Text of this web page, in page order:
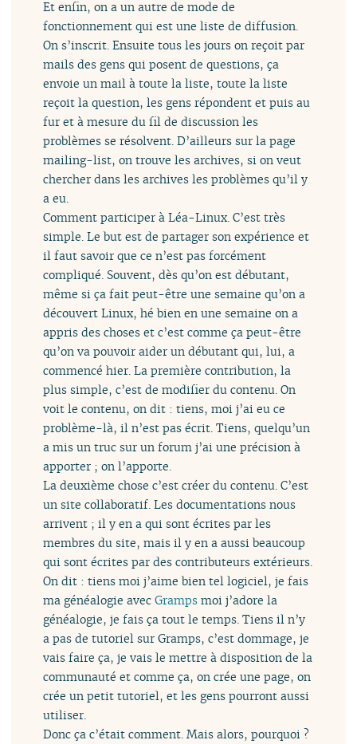
Et enfin, on a un autre de mode de
fonctionnement qui est une liste de diffusion.
On s’inscrit. Ensuite tous les jours on reçoit par
mails des gens qui posent de questions, ça
envoie un mail à toute la liste, toute la liste
reçoit la question, les gens répondent et puis au
fur et à mesure du fil de discussion les
problèmes se résolvent. D’ailleurs sur la page
mailing-list, on trouve les archives, si on veut
chercher dans les archives les problèmes qu’il y
a eu.
Comment participer à Léa-Linux. C’est très
simple. Le but est de partager son expérience et
il faut savoir que ce n’est pas forcément
compliqué. Souvent, dès qu’on est débutant,
même si ça fait peut-être une semaine qu’on a
découvert Linux, hé bien en une semaine on a
appris des choses et c’est comme ça peut-être
qu’on va pouvoir aider un débutant qui, lui, a
commencé hier. La première contribution, la
plus simple, c’est de modifier du contenu. On
voit le contenu, on dit : tiens, moi j’ai eu ce
problème-là, il n’est pas écrit. Tiens, quelqu’un
a mis un truc sur un forum j’ai une précision à
apporter ; on l’apporte.
La deuxième chose c’est créer du contenu. C’est
un site collaboratif. Les documentations nous
arrivent ; il y en a qui sont écrites par les
membres du site, mais il y en a aussi beaucoup
qui sont écrites par des contributeurs extérieurs.
On dit : tiens moi j’aime bien tel logiciel, je fais
ma généalogie avecGramps moi j’adore la
généalogie, je fais ça tout le temps. Tiens il n’y
a pas de tutoriel sur Gramps, c’est dommage, je
vais faire ça, je vais le mettre à disposition de la
communauté et comme ça, on crée une page, on
crée un petit tutoriel, et les gens pourront aussi
utiliser.
Donc ça c’était comment. Mais alors, pourquoi ?